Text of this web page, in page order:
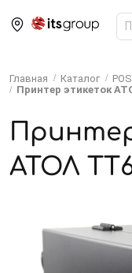
Главная Каталог
Принтер этикеток
АТОЛ